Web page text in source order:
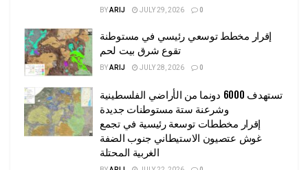
BYARIJ JULY 29, 2026 0
إقرار مخطط توسعي رئيسي في مستوطنة
تقوع شرق بيت لحم
BYARIJ JULY 28, 2026 0
تستهدف 6000 دونما من الأراضي الفلسطينية
وشرعنة ستة مستوطنات جديدة
إقرار مخططات توسعة رئيسية في تجمع
غوش عتصيون الاستيطاني جنوب الضفة
الغربية المحتلة